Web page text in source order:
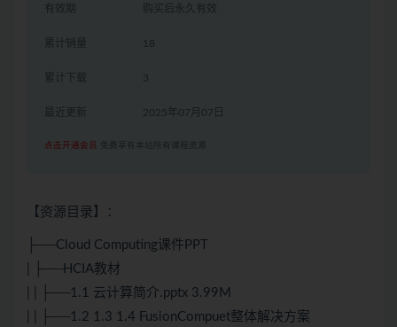
有效期 购买后永久有效
累计销量 18
累计下载 3
最近更新 2025年07月07日
点击开通会员 免费享有本站所有课程资源
【资源目录】：
├──Cloud Computing课件PPT
| ├──HCIA教材
| | ├──1.1 云计算简介.pptx 3.99M
| | ├──1.2 1.3 1.4 FusionCompuet整体解决方案